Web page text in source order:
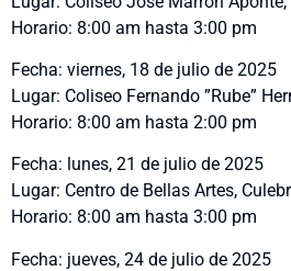
Horario: 8:00 am hasta 3:00 pm
Fecha: viernes, 18 de julio de 2025
Lugar: Coliseo Fernando ”Rube”
Horario: 8:00 am hasta 2:00 pm
Fecha: lunes, 21 de julio de 2025
Lugar: Centro de Bellas Artes,
Horario: 8:00 am hasta 3:00 pm
Fecha: jueves, 24 de julio de 2025